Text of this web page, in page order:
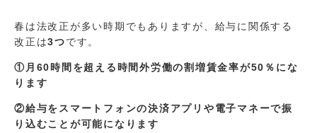
春は法改正が多い時期でもありますが、給与に関係する
改正は3つです。
①月60時間を超える時間外労働の割増賃金率が50％にな
ります
②給与をスマートフォンの決済アプリや電子マネーで振
り込むことが可能になります